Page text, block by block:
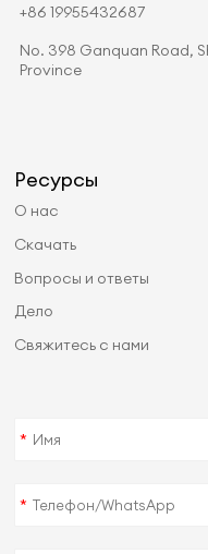
+86 19955432687
No. 398 Ganquan Road,
Province
Ресурсы
О нас
Скачать
Вопросы и ответы
Дело
Свяжитесь с нами
*
*